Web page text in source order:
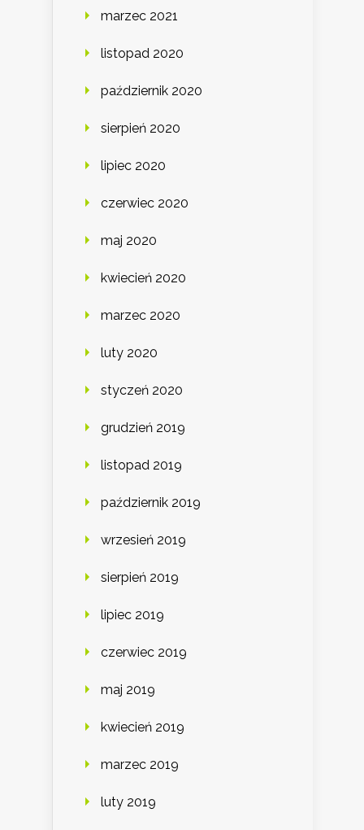
marzec 2021
listopad 2020
październik 2020
sierpień 2020
lipiec 2020
czerwiec 2020
maj 2020
kwiecień 2020
marzec 2020
luty 2020
styczeń 2020
grudzień 2019
listopad 2019
październik 2019
wrzesień 2019
sierpień 2019
lipiec 2019
czerwiec 2019
maj 2019
kwiecień 2019
marzec 2019
luty 2019